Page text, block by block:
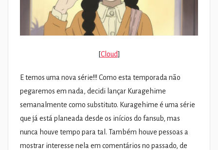
[Cloud]
E temos uma nova série!!! Como esta temporada não
pegaremos em nada, decidi lançar Kuragehime
semanalmente como substituto. Kuragehime é uma série
que já está planeada desde os inícios do fansub, mas
nunca houve tempo para tal. Também houve pessoas a
mostrar interesse nela em comentários no passado, de